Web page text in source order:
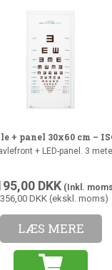
+ panel 30x60 cm –
+ LED-panel. 3
DKK (Inkl.
DKK (ekskl. moms)
LÆS MERE